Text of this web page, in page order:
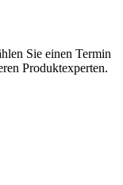
Sie einen Termin
Produktexperten.